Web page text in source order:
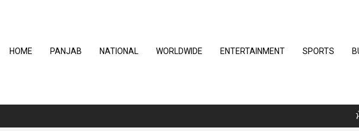
HOME PANJAB NATIONAL WORLDWIDE ENTERTAINMENT SPORTS